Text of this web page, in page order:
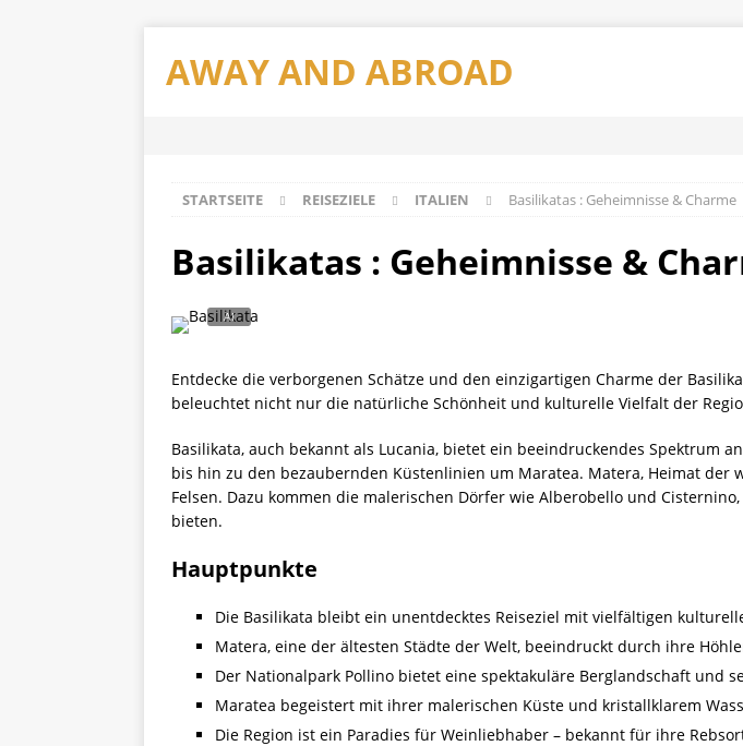
AWAY AND ABROAD
STARTSEITE REISEZIELE ITALIEN Basilikatas : Geheimnisse & Charme
Basilikatas : Geheimnisse &
Entdecke die verborgenen Schätze und den einzigartigen Charme der
beleuchtet nicht nur die natürliche Schönheit und kulturelle Vielfalt der
Basilikata, auch bekannt als Lucania, bietet ein beeindruckendes Spektrum
bis hin zu den bezaubernden Küstenlinien um Maratea. Matera, Heimat
Felsen. Dazu kommen die malerischen Dörfer wie Alberobello und
bieten.
Hauptpunkte
Die Basilikata bleibt ein unentdecktes Reiseziel mit vielfältigen
Matera, eine der ältesten Städte der Welt, beeindruckt durch ihre
Der Nationalpark Pollino bietet eine spektakuläre Berglandschaft und
Maratea begeistert mit ihrer malerischen Küste und kristallklarem
Die Region ist ein Paradies für Weinliebhaber – bekannt für ihre